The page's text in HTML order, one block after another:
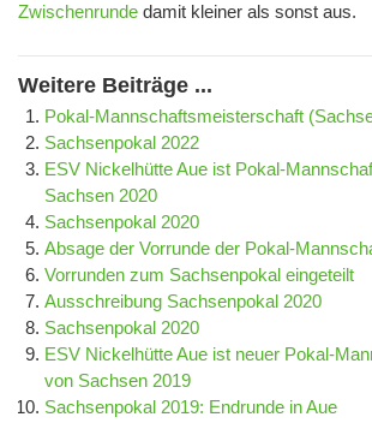
Zwischenrunde damit kleiner als sonst aus.
Weitere Beiträge ...
Pokal-Mannschaftsmeisterschaft
Sachsenpokal 2022
ESV Nickelhütte Aue ist Pokal-
Sachsen 2020
Sachsenpokal 2020
Absage der Vorrunde der Pokal-
Vorrunden zum Sachsenpokal eingeteilt
Ausschreibung Sachsenpokal 2020
Sachsenpokal 2020
ESV Nickelhütte Aue ist neuer Pokal-
von Sachsen 2019
Sachsenpokal 2019: Endrunde in Aue